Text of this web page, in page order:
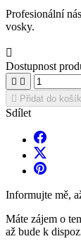
Profesionální
vosky.

Dostupnost
 
 Přidat do
Sdílet
Informujte mě,
Máte zájem o
až bude k